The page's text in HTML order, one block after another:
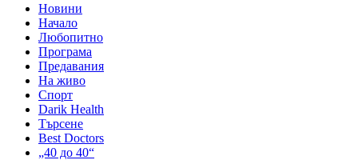
Новини
Начало
Любопитно
Програма
Предавания
На живо
Спорт
Darik Health
Търсене
Best Doctors
„40 до 40“